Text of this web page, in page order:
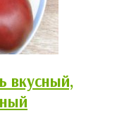
вкусный,